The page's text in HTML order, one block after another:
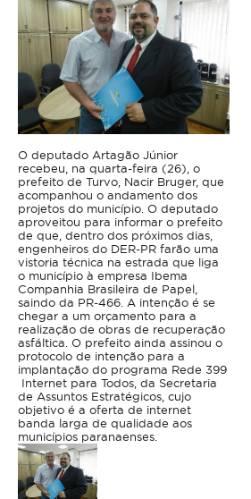
O deputado Artagão Júnior
recebeu, na quarta-feira (26), o
prefeito de Turvo, Nacir Bruger, que
acompanhou o andamento dos
projetos do município. O deputado
aproveitou para informar o prefeito
de que, dentro dos próximos dias,
engenheiros do DER-PR farão uma
vistoria técnica na estrada que liga
o município à empresa Ibema
Companhia Brasileira de Papel,
saindo da PR-466. A intenção é se
chegar a um orçamento para a
realização de obras de recuperação
asfáltica. O prefeito ainda assinou o
protocolo de intenção para a
implantação do programa Rede 399
 Internet para Todos, da Secretaria
de Assuntos Estratégicos, cujo
objetivo é a oferta de internet
banda larga de qualidade aos
municípios paranaenses.